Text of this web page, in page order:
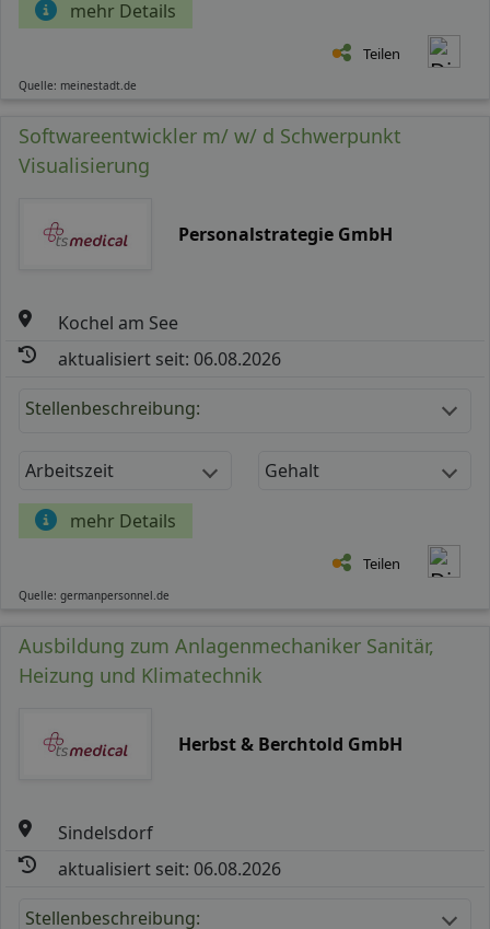
mehr Details
Teilen
Quelle: meinestadt.de
Softwareentwickler m/ w/ d Schwerpunkt
Visualisierung
Personalstrategie GmbH
Kochel am See
aktualisiert seit: 06.08.2026
Stellenbeschreibung:
Arbeitszeit Gehalt
mehr Details
Teilen
Quelle: germanpersonnel.de
Ausbildung zum Anlagenmechaniker Sanitär,
Heizung und Klimatechnik
Herbst & Berchtold GmbH
Sindelsdorf
aktualisiert seit: 06.08.2026
Stellenbeschreibung: